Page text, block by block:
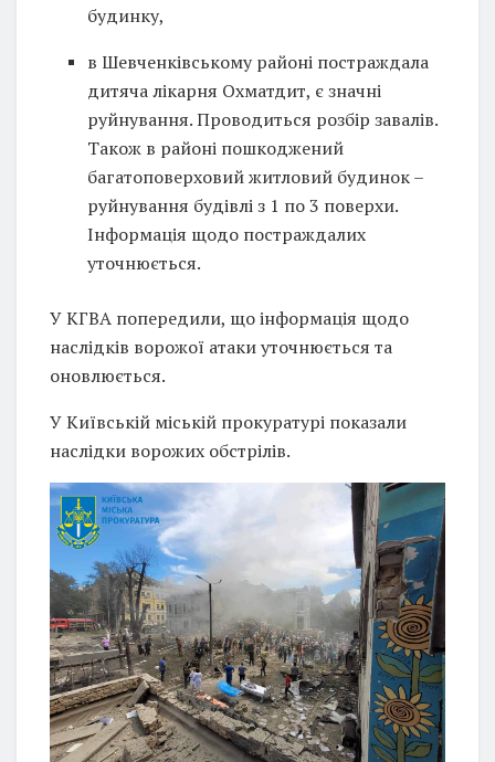
будинку,
в Шевченківському районі постраждала
дитяча лікарня Охматдит, є значні
руйнування. Проводиться розбір завалів.
Також в районі пошкоджений
багатоповерховий житловий будинок –
руйнування будівлі з 1 по 3 поверхи.
Інформація щодо постраждалих
уточнюється.
У КГВА попередили, що інформація щодо
наслідків ворожої атаки уточнюється та
оновлюється.
У Київській міській прокуратурі показали
наслідки ворожих обстрілів.